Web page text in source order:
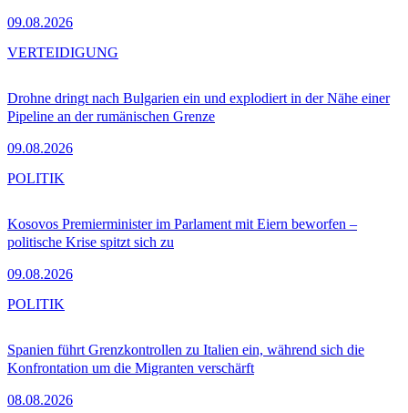
09.08.2026
Drohne dringt nach Bulgarien ein und explodiert in der Nähe einer
Pipeline an der rumänischen Grenze
09.08.2026
VERTEIDIGUNG
Kosovos Premierminister im Parlament mit Eiern beworfen –
politische Krise spitzt sich zu
09.08.2026
POLITIK
Spanien führt Grenzkontrollen zu Italien ein, während sich die
Konfrontation um die Migranten verschärft
08.08.2026
POLITIK